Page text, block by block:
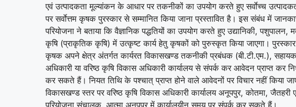
एवं उत्पादकता मूल्यांकन के आधार पर तकनीकों का उपयोग करते हुए सर्वाेच्च
पर सर्वाेत्तम कृषक पुरस्कार से सम्मानित किया जाना प्रस्तावित है। इस संबंध में
परियोजना ने बताया कि वैज्ञानिक पद्धतियों का उपयोग करते हुए उद्यानिकी,
कृषि (प्राकृतिक कृषि) में उत्कृष्ट कार्य हेतु कृषकों को पुरुस्कृत किया जाएगा।
कृषक अपने क्षेत्र अंतर्गत कार्यरत विकासखण्ड तकनीकी प्रबंधक (बी.टी.एम.),
अधिकारी या वरिष्ठ कृषि विकास अधिकारी कार्यालय से संपर्क कर आवेदन प्राप्त
कर सकते हैं। नियत तिथि के पश्चात् प्राप्त होने वाले आवेदनों पर विचार नहीं किया
विकासखण्ड स्तर पर वरिष्ठ कृषि विकास अधिकारी कार्यालय अनूपपुर, कोतमा, जैतहरी